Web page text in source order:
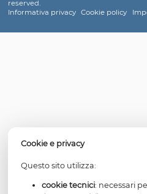
Nella prima di queste
presunta (a cui fanno
Attiva un nuovo